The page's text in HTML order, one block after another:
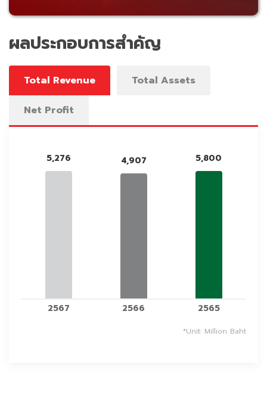
ผลประกอบการสำคัญ
Total Revenue Total Assets
Net Profit
5,276
2567
4,907
2566
5,800
2565
*Unit: Million Baht